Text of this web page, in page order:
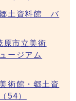
郷土資料館 バ
原市立美術
ージアム
術館・郷土資
54）